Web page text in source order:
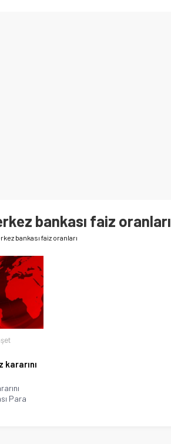
bankası faiz oranları
bankası faiz oranları
kararını
Para